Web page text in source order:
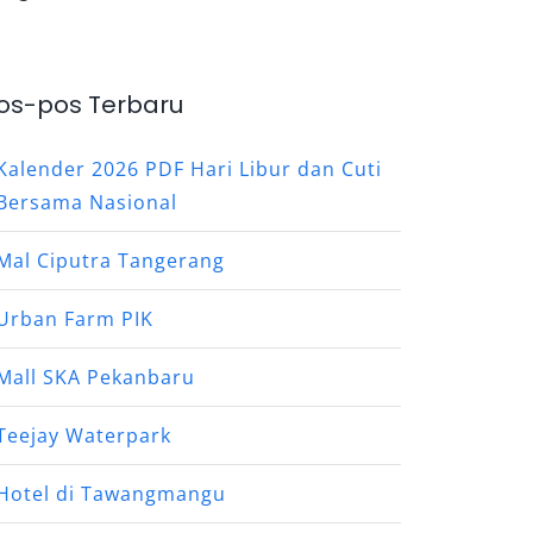
pos Terbaru
2026 PDF Hari Libur dan Cuti
Nasional
Ciputra Tangerang
Farm PIK
SKA Pekanbaru
Waterpark
di Tawangmangu